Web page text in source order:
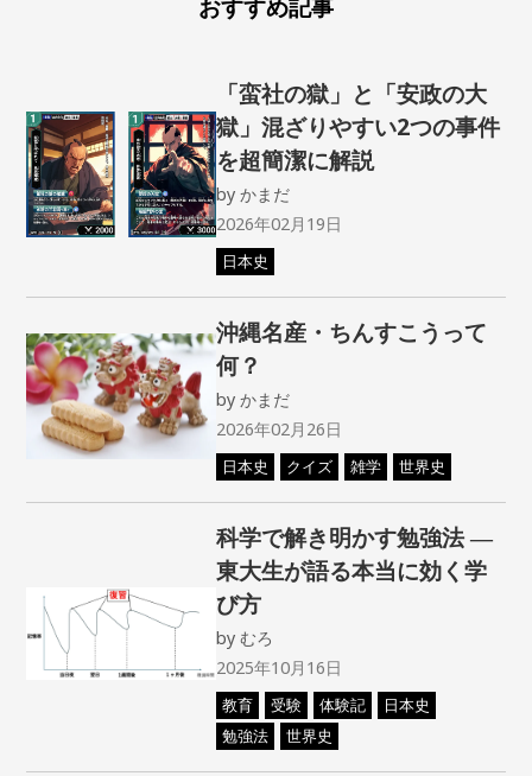
「蛮社の獄」と「安政の大
獄」混ざりやすい2つの事件
を超簡潔に解説
byかまだ
2026年02月19日
日本史
沖縄名産・ちんすこうって
何？
byかまだ
2026年02月26日
日本史 クイズ 雑学 世界史
科学で解き明かす勉強法 ―
東大生が語る本当に効く学
び方
byむろ
2025年10月16日
教育 受験 体験記
日本史
勉強法
世界史